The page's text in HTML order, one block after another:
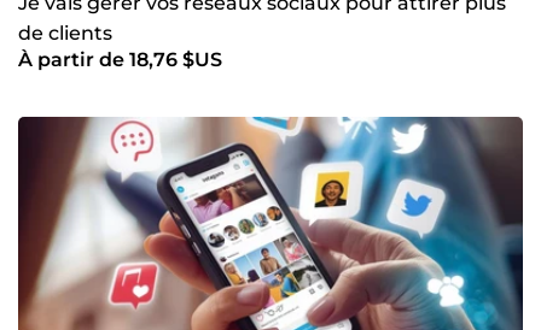
de clients
À partir de 18,76 $US